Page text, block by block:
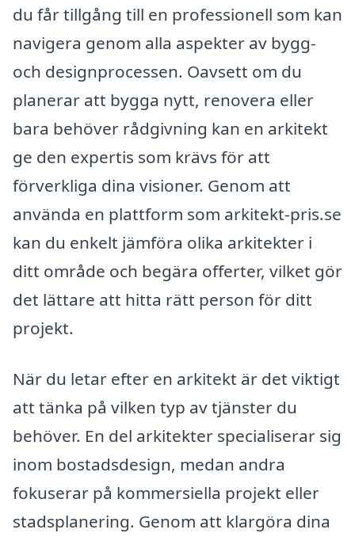
du får tillgång till en professionell som kan
navigera genom alla aspekter av bygg-
och designprocessen. Oavsett om du
planerar att bygga nytt, renovera eller
bara behöver rådgivning kan en arkitekt
ge den expertis som krävs för att
förverkliga dina visioner. Genom att
använda en plattform som arkitekt-pris.se
kan du enkelt jämföra olika arkitekter i
ditt område och begära offerter, vilket gör
det lättare att hitta rätt person för ditt
projekt.
När du letar efter en arkitekt är det viktigt
att tänka på vilken typ av tjänster du
behöver. En del arkitekter specialiserar sig
inom bostadsdesign, medan andra
fokuserar på kommersiella projekt eller
stadsplanering. Genom att klargöra dina